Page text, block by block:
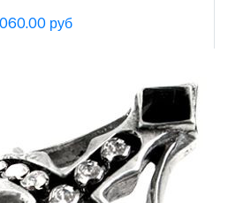
руб